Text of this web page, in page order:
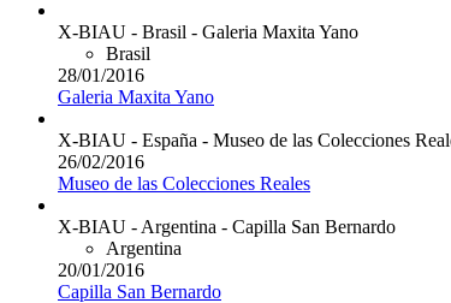
X-BIAU - Brasil - Galeria Maxita Yano
Brasil
28/01/2016
Galeria Maxita Yano
X-BIAU - España - Museo de las Colecciones
26/02/2016
Museo de las Colecciones Reales
X-BIAU - Argentina - Capilla San Bernardo
Argentina
20/01/2016
Capilla San Bernardo